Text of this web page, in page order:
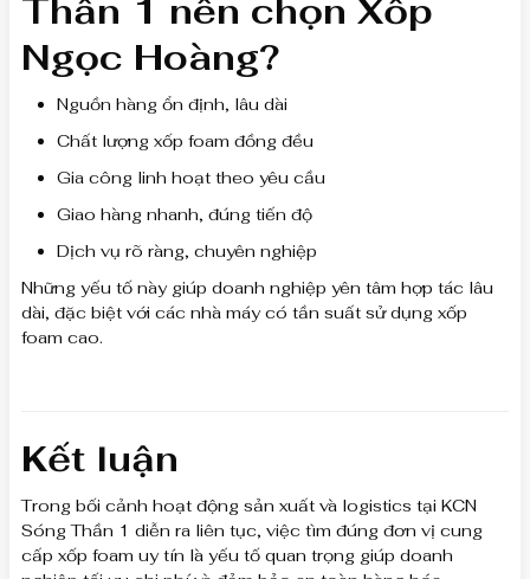
Thần 1 nên chọn Xốp
Ngọc Hoàng?
Nguồn hàng ổn định, lâu dài
Chất lượng xốp foam đồng đều
Gia công linh hoạt theo yêu cầu
Giao hàng nhanh, đúng tiến độ
Dịch vụ rõ ràng, chuyên nghiệp
Những yếu tố này giúp doanh nghiệp yên tâm hợp tác lâu
dài, đặc biệt với các nhà máy có tần suất sử dụng xốp
foam cao.
Kết luận
Trong bối cảnh hoạt động sản xuất và logistics tại KCN
Sóng Thần 1 diễn ra liên tục, việc tìm đúng đơn vị cung
cấp xốp foam uy tín là yếu tố quan trọng giúp doanh